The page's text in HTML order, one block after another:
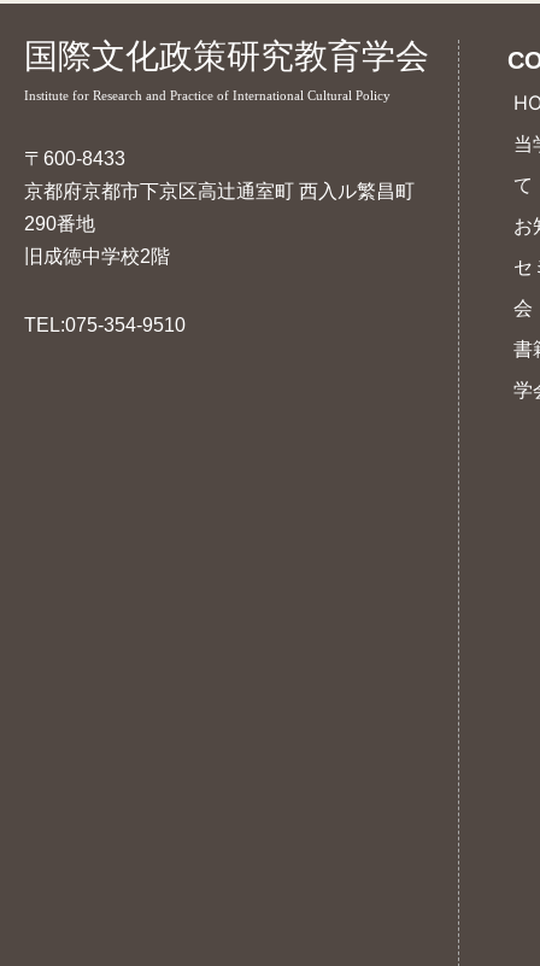
ペ
ー
ジ
送
り
国際文化政策研究教育学会
Institute for Research and Practice of International Cultural Policy
〒600-8433
京都府京都市下京区高辻通室町 西入ル繁昌町
290番地
旧成徳中学校2階
TEL:075-354-9510
当
て
お
セ
会
書
学